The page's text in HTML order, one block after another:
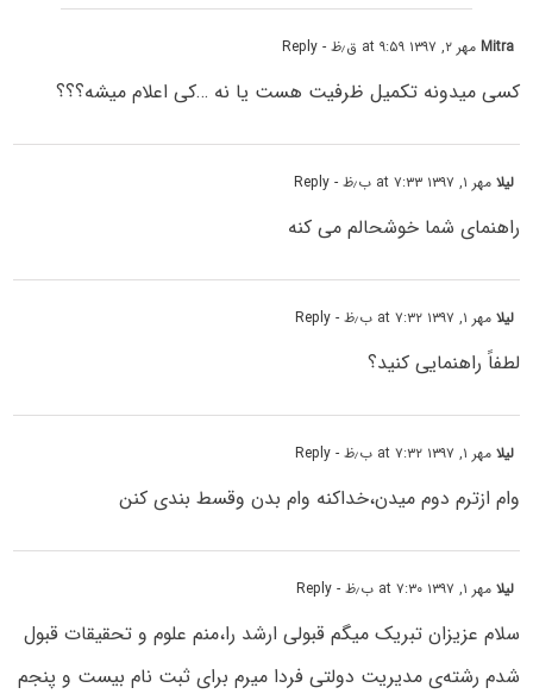
Mitraمهر ۲, ۱۳۹۷ at ۹:۵۹ ق٫ظ - Reply
کسی میدونه تکمیل ظرفیت هست یا نه …کی اعلام میشه؟؟؟
لیلامهر ۱, ۱۳۹۷ at ۷:۳۳ ب٫ظ - Reply
راهنمای شما خوشحالم می کنه
لیلامهر ۱, ۱۳۹۷ at ۷:۳۲ ب٫ظ - Reply
لطفاً راهنمایی کنید؟
لیلامهر ۱, ۱۳۹۷ at ۷:۳۲ ب٫ظ - Reply
وام ازترم دوم میدن،خداکنه وام بدن وقسط بندی کنن
لیلامهر ۱, ۱۳۹۷ at ۷:۳۰ ب٫ظ - Reply
سلام عزیزان تبریک میگم قبولی ارشد را،منم علوم و تحقیقات قبول
شدم رشته‌ی مدیریت دولتی فردا میرم برای ثبت نام بیست و پنجم